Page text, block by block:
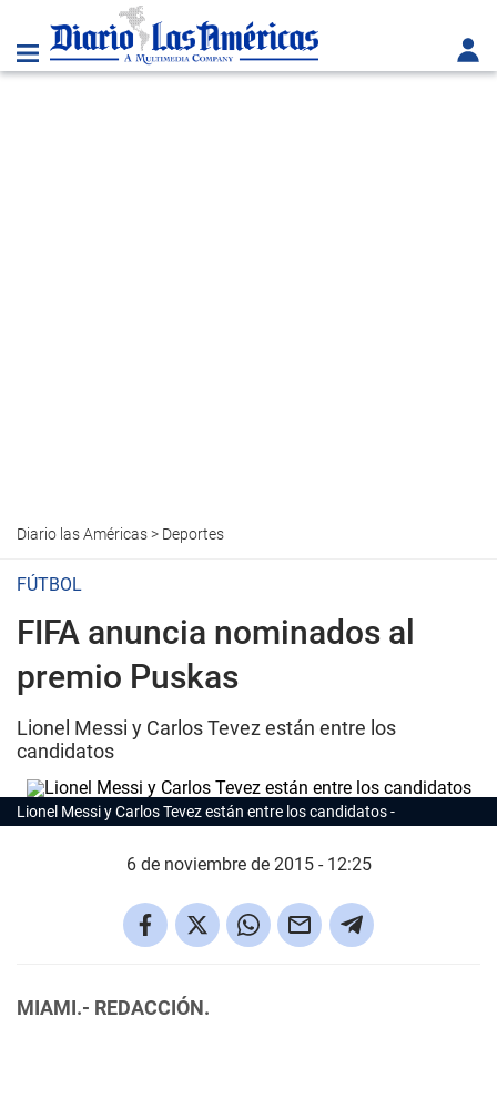
Diario las Américas> Deportes
FÚTBOL
FIFA anuncia nominados al
premio Puskas
Lionel Messi y Carlos Tevez están entre los
candidatos
Lionel Messi y Carlos Tevez están entre los candidatos
6 de noviembre de 2015 - 12:25
MIAMI.- REDACCIÓN.